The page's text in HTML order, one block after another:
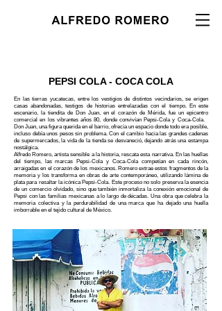
PEPSI COLA - COCA COLA
En las tierras yucatecas, entre los vestigios de distintos vecindarios, se erigen
casas abandonadas, testigos de historias entrelazadas con el tiempo. En este
escenario, la tiendita de Don Juan, en el corazón de Mérida, fue un epicentro
comercial en los vibrantes años 80, donde convivían Pepsi-Cola y Coca-Cola.
Don Juan, una figura querida en el barrio, ofrecía un espacio donde todo era posible,
incluso debía unos pesos sin problema. Con el cambio hacia las grandes cadenas
de supermercados, la vida de la tienda se desvaneció, dejando atrás una estampa
nostálgica.
Alfredo Romero, artista sensible a la historia, rescata esta narrativa. En las huellas
del tiempo, las marcas Pepsi-Cola y Coca-Cola competían en cada rincón,
arraigadas en el corazón de los mexicanos. Romero extrae estos fragmentos de la
memoria y los transforma en obras de arte contemporáneo, utilizando lámina de
plata para resaltar la icónica Pepsi-Cola. Este proceso no solo preserva la esencia
de un comercio olvidado, sino que también inmortaliza la conexión emocional de
Pepsi con las familias mexicanas a lo largo de décadas. Una obra que celebra la
memoria colectiva y la perdurabilidad de una marca que ha dejado una huella
imborrable en el tejido cultural de México.